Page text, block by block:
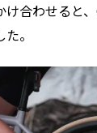
け合わせると
。